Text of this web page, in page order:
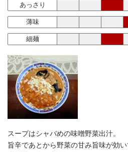
あっさり
薄味
細麺
スープはシャバめの味噌野菜出汁。
旨辛であとから野菜の甘み旨味が効い